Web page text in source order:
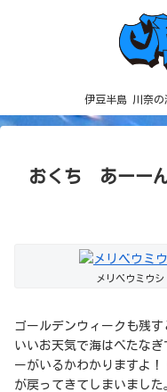
伊豆半島 川奈の
おくち あーー
メリベウミウシ
ゴールデンウィークも残
いいお天気で海はべたな
ーがいるかわかりますよ
が戻ってきてしまいまし